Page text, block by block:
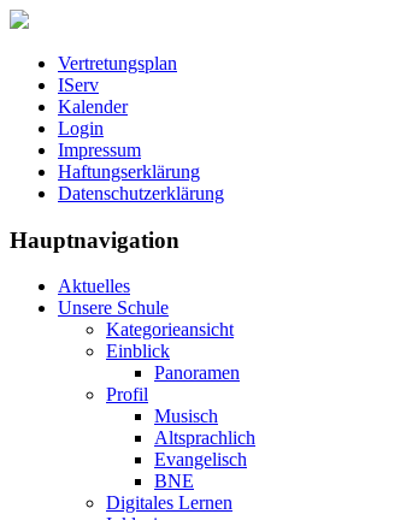
Vertretungsplan
IServ
Kalender
Login
Impressum
Haftungserklärung
Datenschutzerklärung
Hauptnavigation
Aktuelles
Unsere Schule
Kategorieansicht
Einblick
Panoramen
Profil
Musisch
Altsprachlich
Evangelisch
BNE
Digitales Lernen